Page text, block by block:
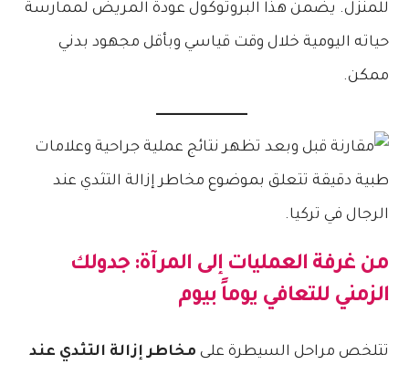
للمنزل. يضمن هذا البروتوكول عودة المريض لممارسة
حياته اليومية خلال وقت قياسي وبأقل مجهود بدني
ممكن.
من غرفة العمليات إلى المرآة: جدولك
الزمني للتعافي يوماً بيوم
تتلخص مراحل السيطرة على مخاطر إزالة التثدي عند